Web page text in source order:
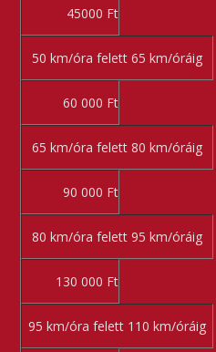
45000 Ft
50 km/óra felett 65 km/óráig
60 000 Ft
65 km/óra felett 80 km/óráig
90 000 Ft
80 km/óra felett 95 km/óráig
130 000 Ft
95 km/óra felett 110 km/óráig